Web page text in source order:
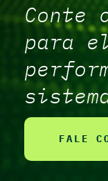
Conte
para
FALE